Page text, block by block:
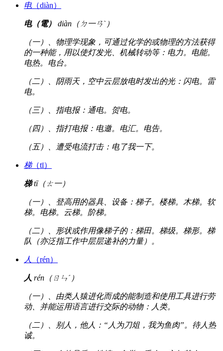
电 （diàn）
电（電） diàn（ㄉ一ㄢˋ）
（一）、物理学现象，可通过化学的或物理的方法获得
的一种能，用以使灯发光、机械转动等：电力。电能。
电热。电台。
（二）、阴雨天，空中云层放电时发出的光：闪电。雷
电。
（三）、指电报：通电。贺电。
（四）、指打电报：电邀。电汇。电告。
（五）、遭受电流打击：电了我一下。
梯（tī）
梯tī（ㄊ一）
（一）、登高用的器具、设备：梯子。楼梯。木梯。软
梯。电梯。云梯。阶梯。
（二）、形状或作用像梯子的：梯田。梯级。梯形。梯
队（亦泛指工作中层层递补的力量）。
人 （rén）
人 rén（ㄖㄣˊ）
（一）、由类人猿进化而成的能制造和使用工具进行劳
动、并能运用语言进行交际的动物：人类。
（二）、别人，他人：“人为刀俎，我为鱼肉”。待人热
诚。